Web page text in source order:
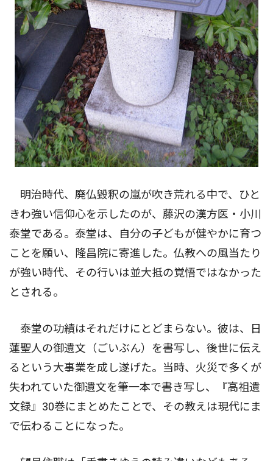
明治時代、廃仏毀釈の嵐が吹き荒れる中で、ひと
きわ強い信仰心を示したのが、藤沢の漢方医・小川
泰堂である。泰堂は、自分の子どもが健やかに育つ
ことを願い、隆昌院に寄進した。仏教への風当たり
が強い時代、その行いは並大抵の覚悟ではなかった
とされる。
泰堂の功績はそれだけにとどまらない。彼は、日
蓮聖人の御遺文（ごいぶん）を書写し、後世に伝え
るという大事業を成し遂げた。当時、火災で多くが
失われていた御遺文を筆一本で書き写し、『高祖遺
文録』30巻にまとめたことで、その教えは現代にま
で伝わることになった。